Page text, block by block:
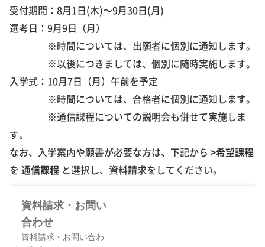
受付期間：8月1日(木)～9月30日(月)
選考日：9月9日（月）
※時間については、出願者に個別に通知します。
※以後につきましては、個別に随時実施します。
入学式：10月7日（月）午前を予定
※時間については、合格者に個別に通知します。
※通信課程についての説明会も併せて実施しま
す。
なお、入学案内や願書が必要な方は、下記から >希望課程
を 通信課程 と選択し、資料請求をしてください。